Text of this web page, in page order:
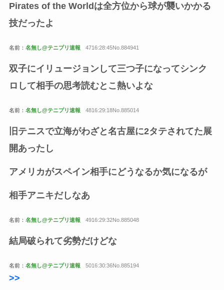
Pirates of the Worldは全方位から球が襲いかかる
技だったよ
名前： 名無し@テニプリ速報 4716:28:45No.884941
双子にイリュージョンして三つ子になってシンク
ロして相手の思考読むとこ熱いよな
名前： 名無し@テニプリ速報 4816:29:18No.885014
旧テニスで立海がわざと名古屋に2タテされてた展
開あったし
アメリカがスペイン相手にどうなるか気になるが
相手アニキだしなあ
名前： 名無し@テニプリ速報 4916:29:32No.885048
結局破られて劣勢だけどな
名前： 名無し@テニプリ速報 5016:30:36No.885194
>>